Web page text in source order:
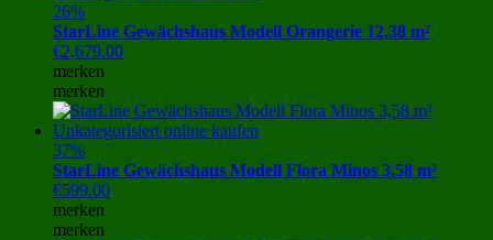
26%
StarLine Gewächshaus Modell Orangerie 12,38 m²
€2,679.00
merken
merken
37%
StarLine Gewächshaus Modell Flora Minos 3,58 m²
€599.00
merken
merken